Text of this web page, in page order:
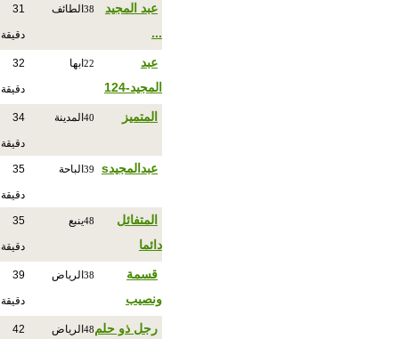
عبد المجيد
...
38 الطائف 31
دقيقة
عبد
المجيد-124
22 ابها 32
دقيقة
المتميز 40 المدينة 34
دقيقة
عبدالمجيدs 39 الباحة 35
دقيقة
المتفائل
دائما
48ينبع 35
دقيقة
قسمة
ونصيب
38 الرياض 39
دقيقة
رجل ذو حلم48 الرياض 42